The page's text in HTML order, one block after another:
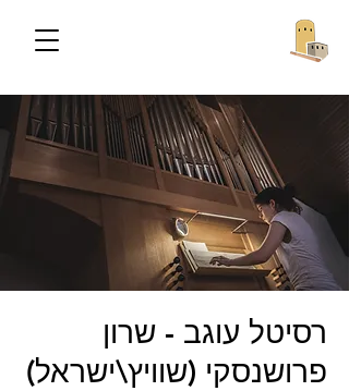
רסיטל עוגב - שרון
פרושנסקי (שוויץ\ישראל)